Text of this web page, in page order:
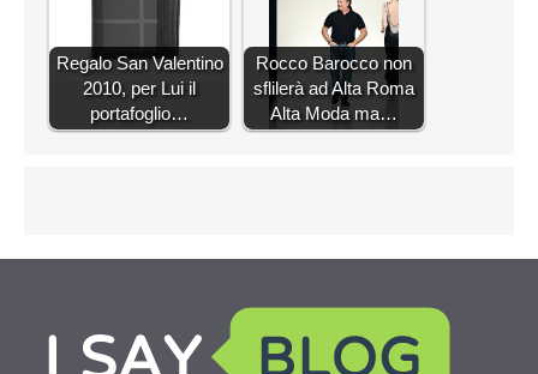
Regalo San Valentino
2010, per Lui il
portafoglio…
Rocco Barocco non
sflilerà ad Alta Roma
Alta Moda ma…